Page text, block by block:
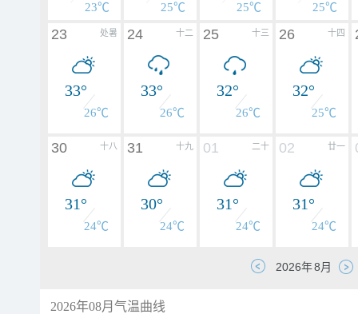
23℃ 25℃ 25℃ 25℃
处暑
23
33°
26℃
十二
24
33°
26℃
十三
25
32°
26℃
十四
26
32°
25℃
十八
30
31°
24℃
十九
31
30°
24℃
二十
01
31°
24℃
廿一
02
31°
24℃
2026年08月气温曲线